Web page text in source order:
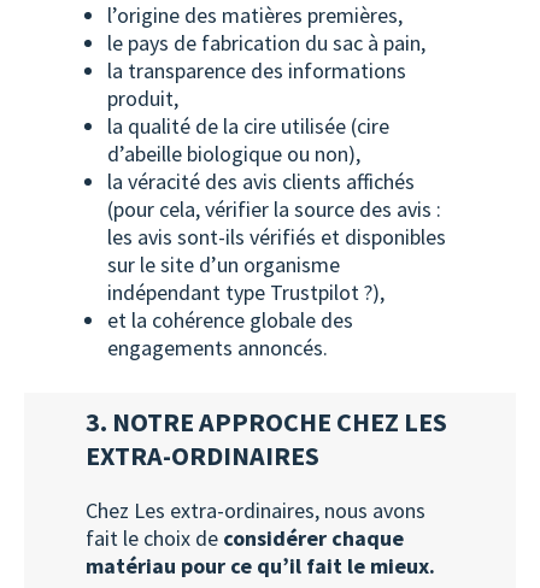
l’origine des matières premières,
le pays de fabrication du sac à pain,
la transparence des informations
produit,
la qualité de la cire utilisée (cire
d’abeille biologique ou non),
la véracité des avis clients affichés
(pour cela, vérifier la source des avis :
les avis sont-ils vérifiés et disponibles
sur le site d’un organisme
indépendant type Trustpilot ?),
et la cohérence globale des
engagements annoncés.
3. NOTRE APPROCHE CHEZ LES
EXTRA-ORDINAIRES
Chez Les extra-ordinaires, nous avons
fait le choix de considérer chaque
matériau pour ce qu’il fait le mieux.